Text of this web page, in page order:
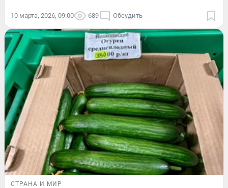
10 марта, 2026, 09:00 689 Обсудить
СТРАНА И МИР